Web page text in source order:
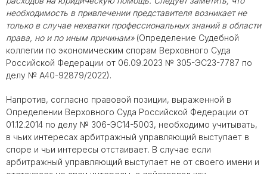
необходимость в привлечении представителя возникает не
только в случае нехватки профессиональных знаний в области
права, но и по иным причинам» (Определение Судебной
коллегии по экономическим спорам Верховного Суда
Российской Федерации от 06.09.2023 № 305-ЭС23-7787 по
делу № А40-92879/2022).
Напротив, согласно правовой позиции, выраженной в
Определении Верховного Суда Российской Федерации от
01.12.2014 по делу № 306-ЭС14-5003, необходимо учитывать,
в чьих интересах арбитражный управляющий выступает в
споре и чьи интересы отстаивает. В случае если
арбитражный управляющий выступает не от своего имени и